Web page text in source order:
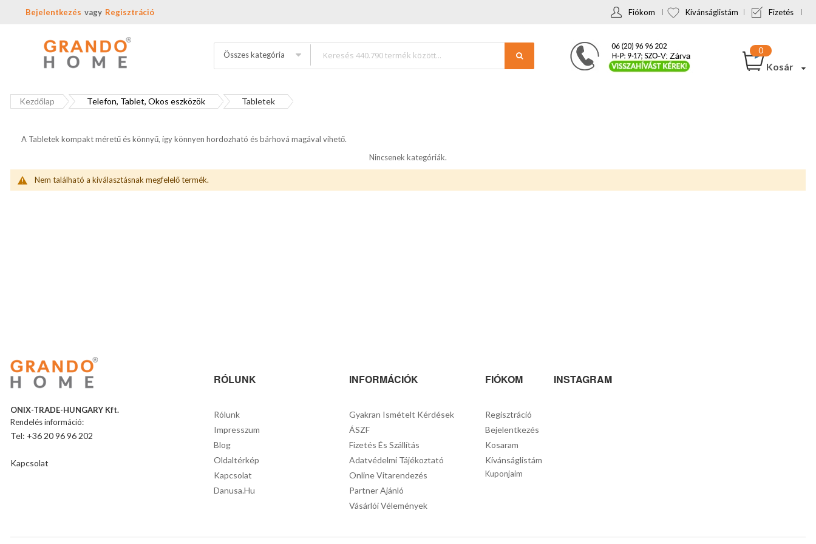
Bejelentkezés Regisztráció Fiókom Kívánságlistám Fizetés
Összes kategória
Kosár
Kezdőlap Telefon, Tablet, Okos eszközök Tabletek
A Tabletek kompakt méretű és könnyű, így könnyen hordozható és bárhová magával vihető.
Nincsenek kategóriák.
Nem található a kiválasztásnak megfelelő termék.
ONIX-TRADE-HUNGARY Kft.
Rendelés információ:
Tel: +36 20 96 96 202
Kapcsolat
RÓLUNK
Rólunk
Impresszum
Blog
Oldaltérkép
Kapcsolat
Danusa.hu
INFORMÁCIÓK
Gyakran Ismételt Kérdések
ÁSZF
Fizetés És Szállítás
Adatvédelmi Tájékoztató
Online Vitarendezés
Partner Ajánló
Vásárlói Vélemények
FIÓKOM
Regisztráció
Bejelentkezés
Kosaram
Kívánságlistám
Kuponjaim
INSTAGRAM